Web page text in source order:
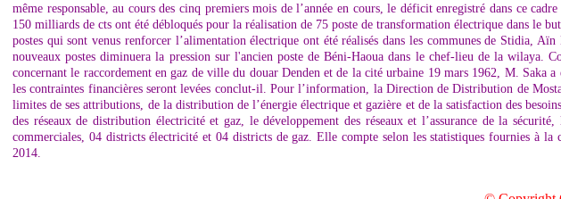
même responsable, au cours des cinq premiers mois de l’année en cours, le déficit enregistré dans ce
150 milliards de cts ont été débloqués pour la réalisation de 75 poste de transformation électrique dans le
postes qui sont venus renforcer l’alimentation électrique ont été réalisés dans les communes de Stidia,
nouveaux postes diminuera la pression sur l'ancien poste de Béni-Haoua dans le chef-lieu de la wilaya.
concernant le raccordement en gaz de ville du douar Denden et de la cité urbaine 19 mars 1962, M. Saka
les contraintes financières seront levées conclut-il. Pour l’information, la Direction de Distribution de
limites de ses attributions, de la distribution de l’énergie électrique et gazière et de la satisfaction des
des réseaux de distribution électricité et gaz, le développement des réseaux et l’assurance de la
commerciales, 04 districts électricité et 04 districts de gaz. Elle compte selon les statistiques fournies à
2014.